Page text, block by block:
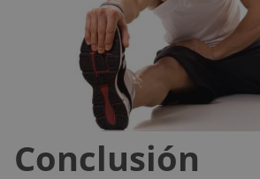
Conclusión